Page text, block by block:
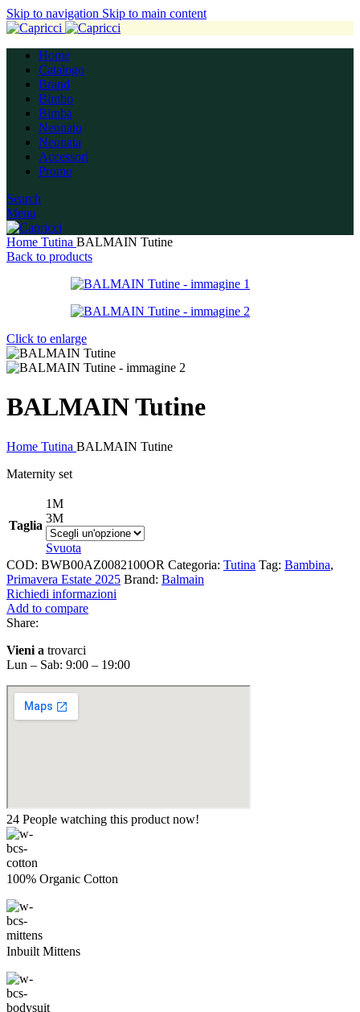
Skip to navigation Skip to main content
Home
Catalogo
Brand
Bimbo
Bimba
Neonato
Neonata
Accessori
Promo
Search
Menu
Home Tutina BALMAIN Tutine
Back to products
Click to enlarge
BALMAIN Tutine
Home Tutina BALMAIN Tutine
Maternity set
Taglia
1M
3M
Svuota
COD: BWB00AZ0082100OR Categoria: Tutina Tag: Bambina,
Primavera Estate 2025 Brand: Balmain
Richiedi informazioni
Add to compare
Share:
Vieni a trovarci
Lun – Sab: 9:00 – 19:00
24 People watching this product now!
100% Organic Cotton
Inbuilt Mittens